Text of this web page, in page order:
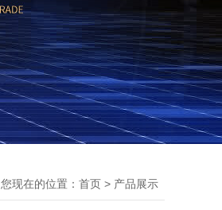
您现在的位置： 首页 > 产品展示